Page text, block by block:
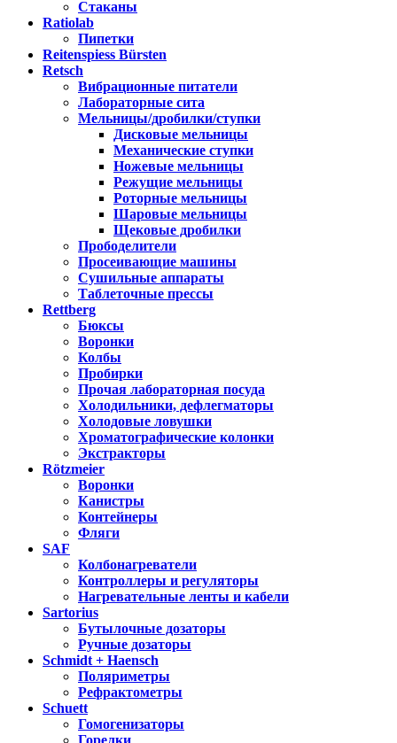
Стаканы
Ratiolab
Пипетки
Reitenspiess Bürsten
Retsch
Вибрационные питатели
Лабораторные сита
Мельницы/дробилки/ступки
Дисковые мельницы
Механические ступки
Ножевые мельницы
Режущие мельницы
Роторные мельницы
Шаровые мельницы
Щековые дробилки
Прободелители
Просеивающие машины
Сушильные аппараты
Таблеточные прессы
Rettberg
Бюксы
Воронки
Колбы
Пробирки
Прочая лабораторная посуда
Холодильники, дефлегматоры
Холодовые ловушки
Хроматографические колонки
Экстракторы
Rötzmeier
Воронки
Канистры
Контейнеры
Фляги
SAF
Колбонагреватели
Контроллеры и регуляторы
Нагревательные ленты и кабели
Sartorius
Бутылочные дозаторы
Ручные дозаторы
Schmidt + Haensch
Поляриметры
Рефрактометры
Schuett
Гомогенизаторы
Горелки